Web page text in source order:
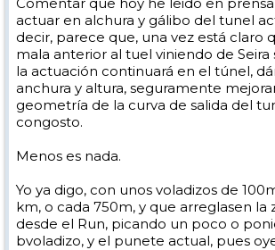
actuar en alchura y gálibo del tunel
decir, parece que, una vez está claro
mala anterior al tuel viniendo de Seira
la actuación continuará en el túnel,
anchura y altura, seguramente
geometría de la curva de salida del
congosto.
Menos es nada.
Yo ya digo, con unos voladizos de
km, o cada 750m, y que arreglasen la
desde el Run, picando un poco o
bvoladizo, y el punete actual, pues